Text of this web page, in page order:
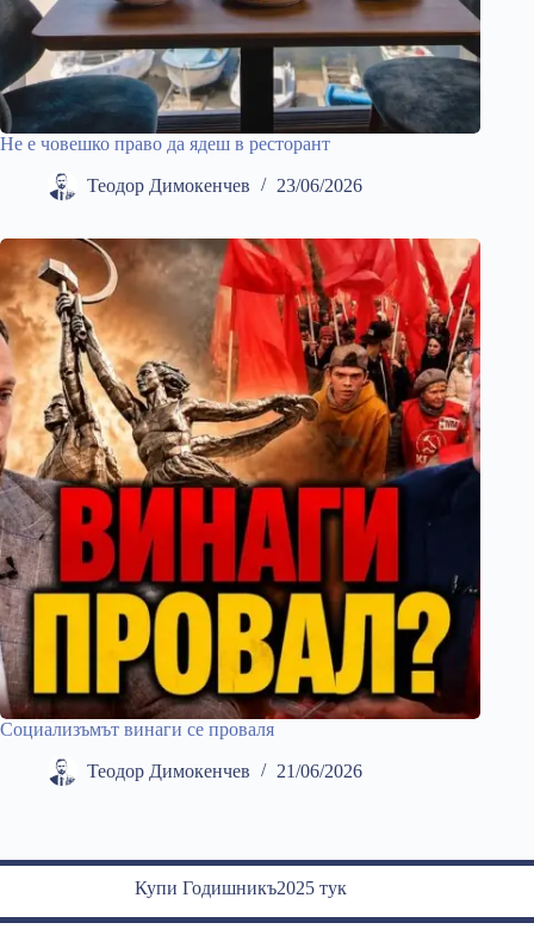
Не е човешко право да ядеш в ресторант
Теодор Димокенчев 23/06/2026
Социализъмът винаги се проваля
Теодор Димокенчев 21/06/2026
Купи Годишникъ2025 тук